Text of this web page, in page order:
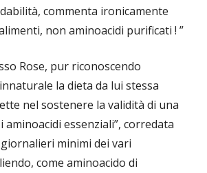
commenta ironicamente
non aminoacidi purificati ! ”
Rose, pur riconoscendo
la dieta da lui stessa
nel sostenere la validità di una
aminoacidi essenziali”, corredata
minimi dei vari
come aminoacido di